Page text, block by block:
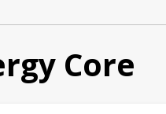
Core